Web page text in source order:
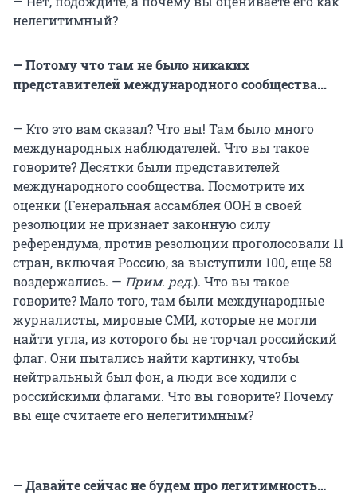
нелегитимный?
— Потому что там не было никаких
представителей международного сообщества...
— Кто это вам сказал? Что вы! Там было много
международных наблюдателей. Что вы такое
говорите? Десятки были представителей
международного сообщества. Посмотрите их
оценки (Генеральная ассамблея ООН в своей
резолюции не признает законную силу
референдума, против резолюции проголосовали 11
стран, включая Россию, за выступили 100, еще 58
воздержались. — Прим. ред.). Что вы такое
говорите? Мало того, там были международные
журналисты, мировые СМИ, которые не могли
найти угла, из которого бы не торчал российский
флаг. Они пытались найти картинку, чтобы
нейтральный был фон, а люди все ходили с
российскими флагами. Что вы говорите? Почему
вы еще считаете его нелегитимным?
— Давайте сейчас не будем про легитимность…